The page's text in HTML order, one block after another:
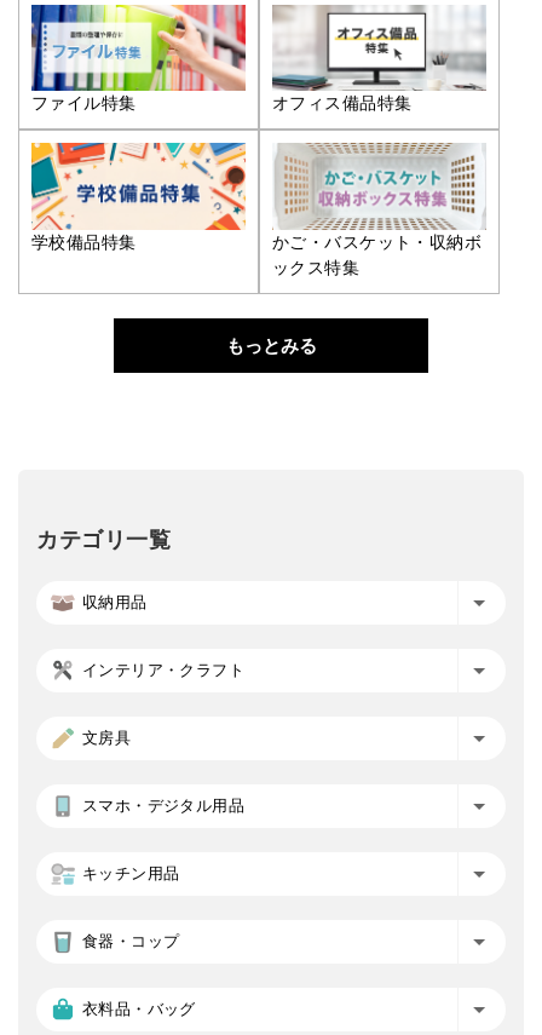
ファイル特集 オフィス備品特集
学校備品特集
かご・バスケット・収納ボ
ックス特集
もっとみる
カテゴリ一覧
収納用品
インテリア・クラフト
文房具
スマホ・デジタル用品
キッチン用品
食器・コップ
衣料品・バッグ